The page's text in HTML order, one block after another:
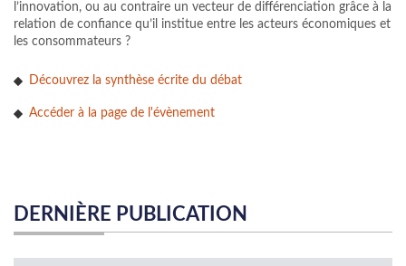
l’innovation, ou au contraire un vecteur de différenciation grâce à la
relation de confiance qu’il institue entre les acteurs économiques et
les consommateurs ?
Découvrez la synthèse écrite du débat
Accéder à la page de l'évènement
DERNIÈRE PUBLICATION